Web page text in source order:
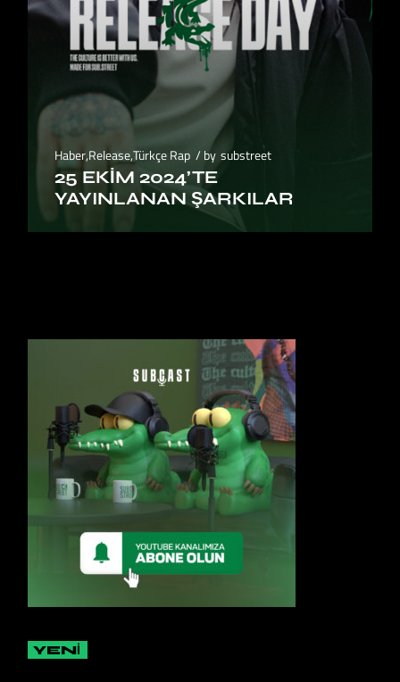
Haber,Release,Türkçe Rap by substreet
25 EKIM 2024’TE
YAYINLANAN ŞARKILAR
YENİ